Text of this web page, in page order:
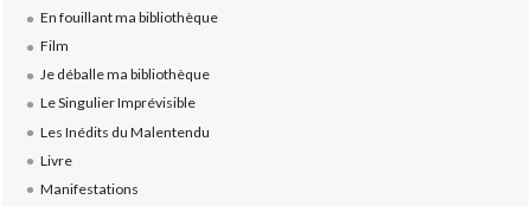
En fouillant ma bibliothèque
Film
Je déballe ma bibliothèque
Le Singulier Imprévisible
Les Inédits du Malentendu
Livre
Manifestations